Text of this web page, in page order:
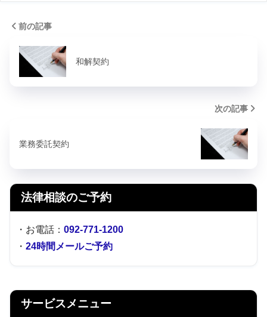
前の記事
和解契約
次の記事
業務委託契約
法律相談のご予約
・お電話： 092-771-1200
・ 24時間メールご予約
サービスメニュー